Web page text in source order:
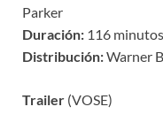
Parker
Duración: 116 minutos
Distribución:Warner
Trailer (VOSE)